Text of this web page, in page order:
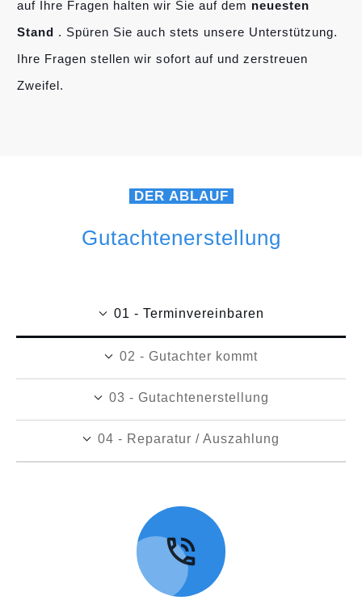
auf Ihre Fragen halten wir Sie auf dem neuesten
Stand . Spüren Sie auch stets unsere Unterstützung.
Ihre Fragen stellen wir sofort auf und zerstreuen
Zweifel.
DER ABLAUF
Gutachtenerstellung
01 - Terminvereinbaren
02 - Gutachter kommt
03 - Gutachtenerstellung
04 - Reparatur / Auszahlung